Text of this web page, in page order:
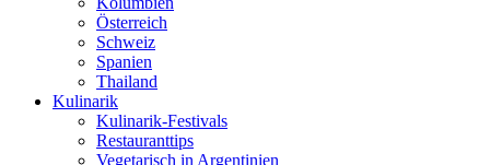
Österreich
Schweiz
Spanien
Thailand
Kulinarik
Kulinarik-Festivals
Restauranttips
Vegetarisch in Argentinien